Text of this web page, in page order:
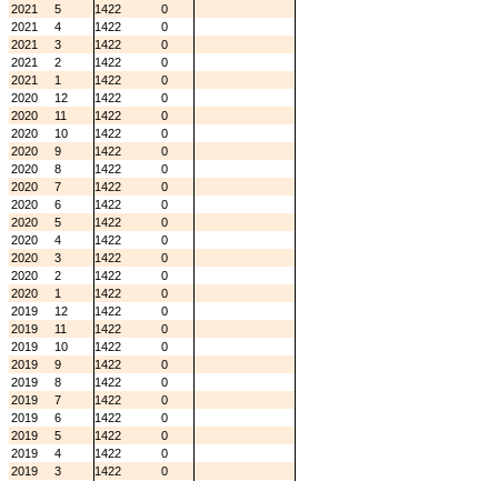
2021
5 1422
0
2021
4 1422
0
2021
3 1422
0
2021
2 1422
0
2021
1 1422
0
2020
12 1422
0
2020
11 1422
0
2020
10 1422
0
2020
9 1422
0
2020
8 1422
0
2020
7 1422
0
2020
6 1422
0
2020
5 1422
0
2020
4 1422
0
2020
3 1422
0
2020
2 1422
0
2020
1 1422
0
2019
12 1422
0
2019
11 1422
0
2019
10 1422
0
2019
9 1422
0
2019
8 1422
0
2019
7 1422
0
2019
6 1422
0
2019
5 1422
0
2019
4 1422
0
2019
3 1422
0